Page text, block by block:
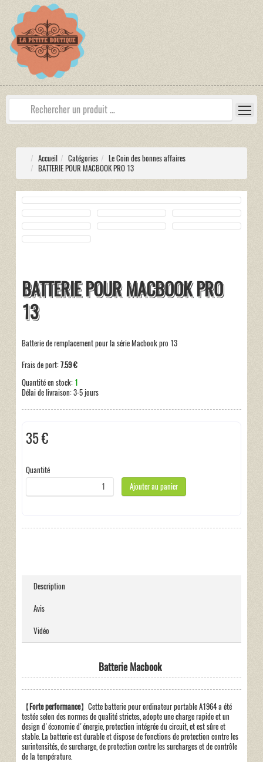
Accueil Catégories
Le Coin des bonnes affaires
BATTERIE POUR MACBOOK PRO 13
BATTERIE POUR MACBOOK PRO
13
Batterie de remplacement pour la série Macbook pro 13
Frais de port:7.59 €
Quantité en stock: 1
Délai de livraison:3-5 jours
35 €
Quantité
Ajouter au panier
Description
Avis
Vidéo
Batterie Macbook
【Forte performance】Cette batterie pour ordinateur portable A1964 a été
testée selon des normes de qualité strictes, adopte une charge rapide et un
design d'économie d'énergie, protection intégrée du circuit, et est sûre et
stable. La batterie est durable et dispose de fonctions de protection contre les
surintensités, de surcharge, de protection contre les surcharges et de contrôle
de la température.